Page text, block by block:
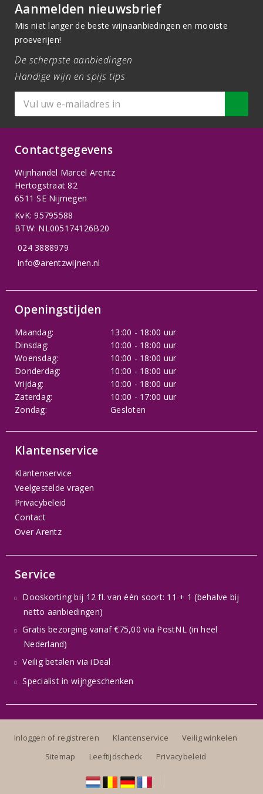
Aanmelden nieuwsbrief
Mis niet langer de beste wijnaanbiedingen en mooiste
proeverijen!
De scherpste aanbiedingen
Handige wijn en spijs tips
Contactgegevens
Wijnhandel Marcel Arentz
Hertogstraat 82
6511 SE Nijmegen
KvK: 95795588
BTW: NL005174126B20
024 3888979
info@arentzwijnen.nl
Openingstijden
Maandag:
13:00 - 18:00 uur
Dinsdag:
10:00 - 18:00 uur
Woensdag:
10:00 - 18:00 uur
Donderdag:
10:00 - 18:00 uur
Vrijdag:
10:00 - 18:00 uur
Zaterdag:
10:00 - 17:00 uur
Zondag:
Gesloten
Klantenservice
Klantenservice
Veelgestelde vragen
Privacybeleid
Contact
Over Arentz
Service
Dooskorting bij 12 fl. van één soort: 11 + 1 (behalve bij
netto aanbiedingen)
Gratis bezorging vanaf €75,00 via PostNL (in heel
Nederland)
Veilig betalen via iDeal
Specialist in wijngeschenken
Inloggen of registreren Klantenservice
Veilig winkelen
Sitemap
Leeftijdscheck Privacybeleid